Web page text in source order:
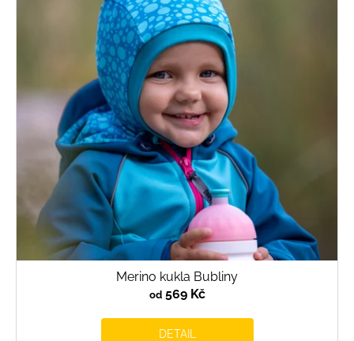
Merino kukla Bubliny
od569 Kč
DETAIL